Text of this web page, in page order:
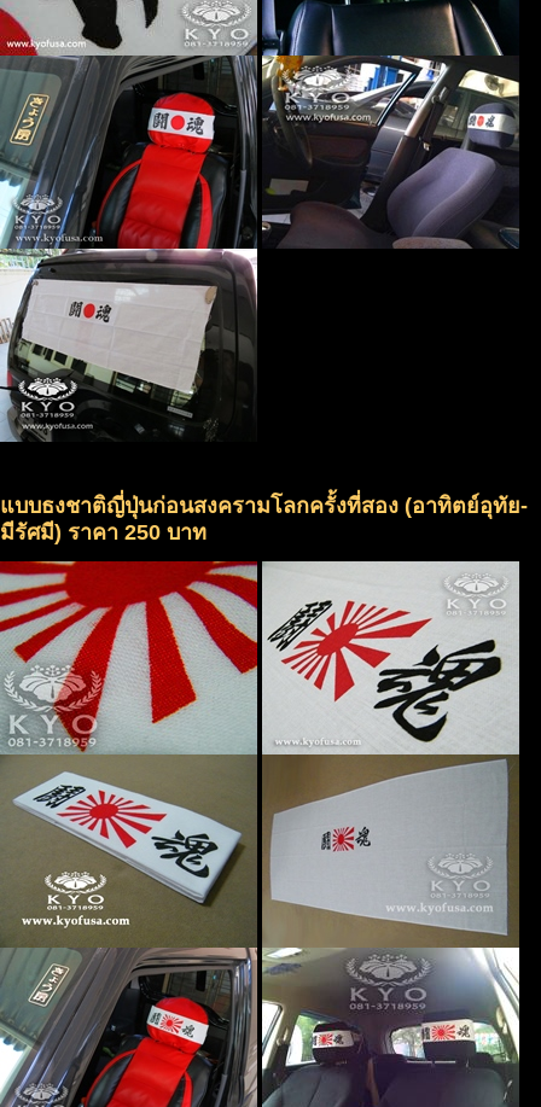
แบบธงชาติญี่ปุ่นก่อนสงครามโลกครั้งที่สอง (อาทิตย์อุทัย-
มีรัศมี) ราคา 250 บาท